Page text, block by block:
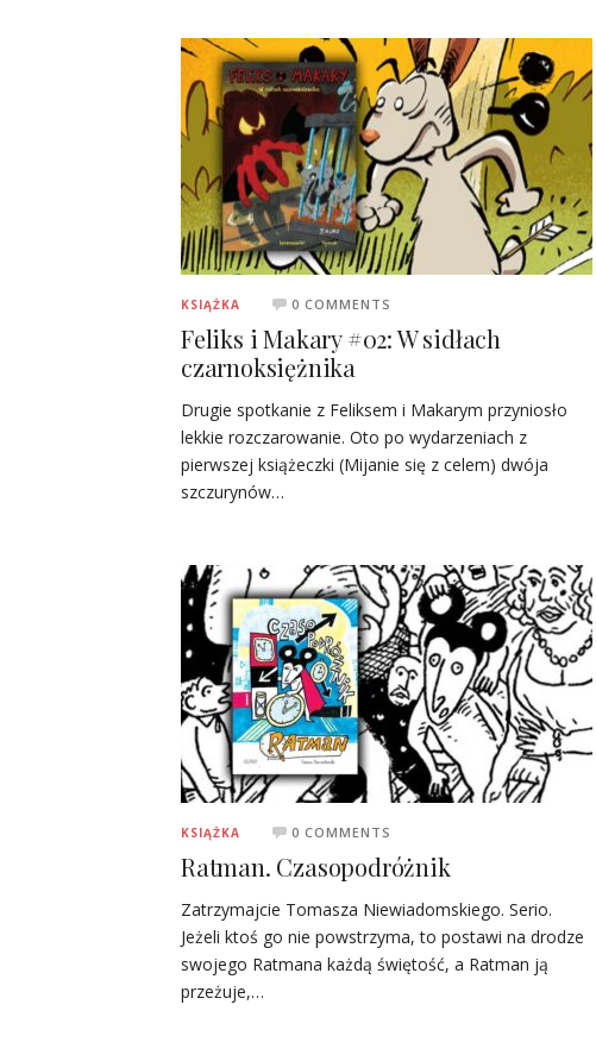
KSIĄŻKA 0 COMMENTS
Feliks i Makary #02: W sidłach
czarnoksiężnika
Drugie spotkanie z Feliksem i Makarym przyniosło
lekkie rozczarowanie. Oto po wydarzeniach z
pierwszej książeczki (Mijanie się z celem) dwója
szczurynów…
KSIĄŻKA 0 COMMENTS
Ratman. Czasopodróżnik
Zatrzymajcie Tomasza Niewiadomskiego. Serio.
Jeżeli ktoś go nie powstrzyma, to postawi na drodze
swojego Ratmana każdą świętość, a Ratman ją
przeżuje,…